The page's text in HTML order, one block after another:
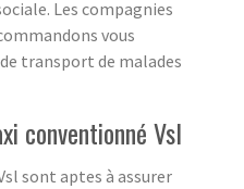
Les compagnies
vous
transport de malades
conventionné Vsl
sont aptes à assurer